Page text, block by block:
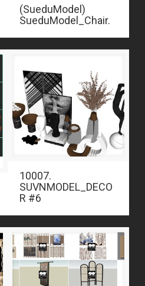
(SueduModel)
SueduModel_Chair.
10007.
SUVNMODEL_DECO
R #6